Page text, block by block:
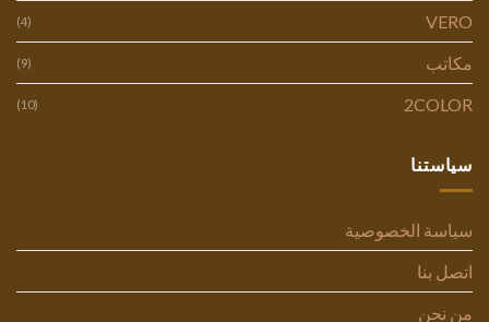
VERO
(4)
مكاتب (9)
2COLOR
(10)
سياستنا
سياسة الخصوصية
اتصل بنا
من نحن